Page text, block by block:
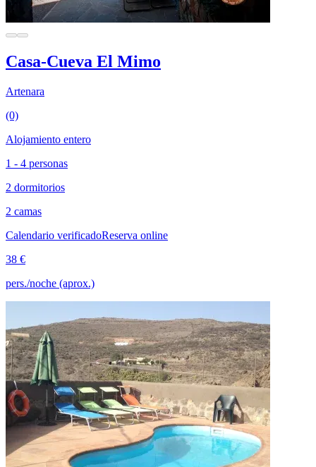
Casa-Cueva El Mimo
Artenara
(0)
Alojamiento entero
1 - 4 personas
2 dormitorios
2 camas
Calendario verificadoReserva online
38 €
pers./noche (aprox.)